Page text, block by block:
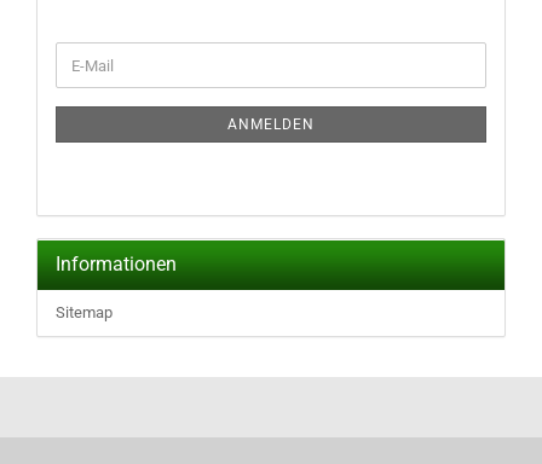
ZUR
E-
Mail
ANMELDEN
Informationen
Sitemap